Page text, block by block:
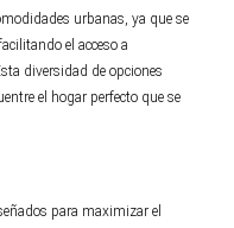
urbanas, ya que se
el acceso a
diversidad de opciones
el hogar perfecto que se
para maximizar el